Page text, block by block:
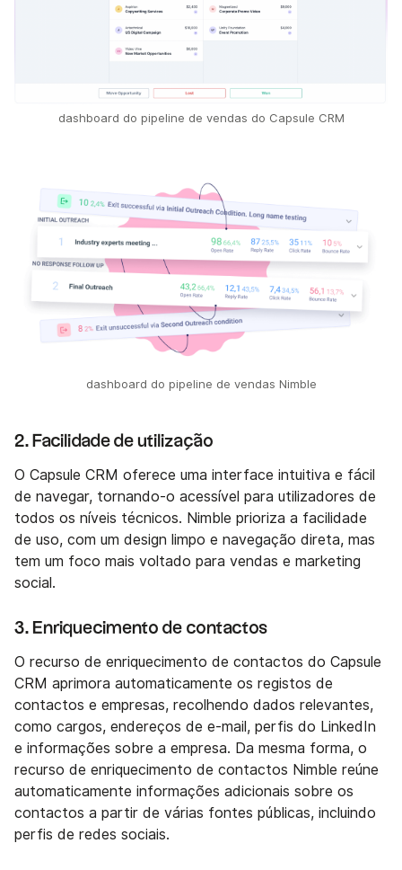
dashboard do pipeline de vendas do Capsule CRM
dashboard do pipeline de vendas Nimble
2. Facilidade de utilização
O Capsule CRM oferece uma interface intuitiva e fácil
de navegar, tornando-o acessível para utilizadores de
todos os níveis técnicos. Nimble prioriza a facilidade
de uso, com um design limpo e navegação direta, mas
tem um foco mais voltado para vendas e marketing
social.
3. Enriquecimento de contactos
O recurso de enriquecimento de contactos do Capsule
CRM aprimora automaticamente os registos de
contactos e empresas, recolhendo dados relevantes,
como cargos, endereços de e-mail, perfis do LinkedIn
e informações sobre a empresa. Da mesma forma, o
recurso de enriquecimento de contactos Nimble reúne
automaticamente informações adicionais sobre os
contactos a partir de várias fontes públicas, incluindo
perfis de redes sociais.